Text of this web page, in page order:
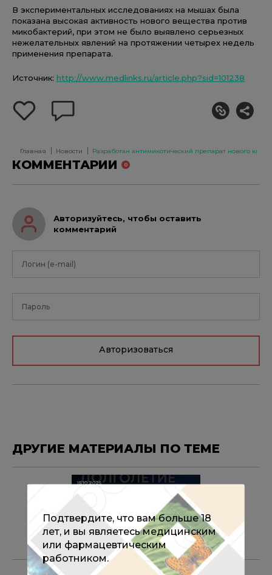
В экспериментальных исследованиях на мышах была
показана высокая активность нового вещества против
микобактерий, при этом не было выявлено серьезных
нежелательных явлений на протяжении четырех недель
применения препарата.
Источник: http://www.medlinks.ru/article.php?sid=101238
добавить
себе
Главная Новости Разработан антимикотический препарат нового класса
КОММЕНТАРИИ 0
Авторизуйтесь, чтобы оставить
комментарий
Авторизоваться
ДРУГИЕ МАТЕРИАЛЫ ПО ТЕМЕ
«Долголетие против старения»
27-28 ноября 2025 года
15.10.2025
Подтвердите, что вам больше 18
лет, и вы являетесь медицинским
или фармацевтическим
работником.